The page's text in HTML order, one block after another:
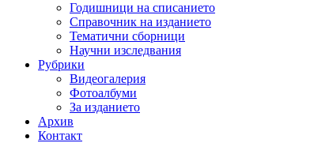
Годишници на списанието
Справочник на изданието
Тематични сборници
Научни изследвания
Рубрики
Видеогалерия
Фотоалбуми
За изданието
Архив
Контакт